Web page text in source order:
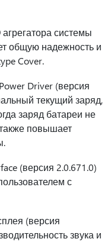
системы
общую надежность и
Cover.
Driver (версия
текущий заряд,
заряд батареи не
повышает
(версия 2.0.671.0)
с
(версия
звука и